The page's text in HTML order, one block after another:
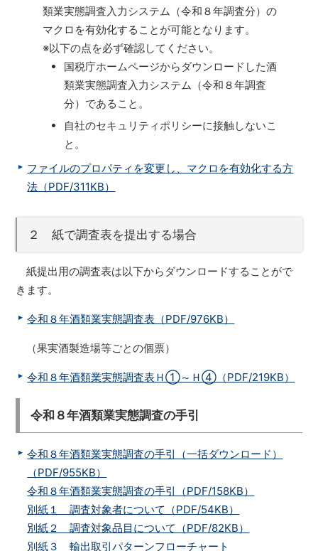
類業実態調査入力システム（令和８年調査分）の
マクロを有効化することが可能となります。
※以下の点を必ず確認してください。
国税庁ホームページからダウンロードした酒
類業実態調査入力システム（令和８年調査
分）であること。
自社のセキュリティポリシーに接触しないこ
と。
ファイルのプロパティを変更し、マクロを有効化する方
法（PDF/311KB）
２ 紙で調査表を提出する場合
紙提出用の調査表は以下からダウンロードすることがで
きます。
令和８年酒類業実態調査表（PDF/976KB）
（果実酒製造場等ごとの個票）
令和８年酒類業実態調査表Ｈ①～Ｈ④（PDF/219KB）
令和８年酒類業実態調査の手引
令和８年酒類業実態調査の手引（一括ダウンロード）
（PDF/955KB）
令和８年酒類業実態調査の手引（PDF/158KB）
別紙１ 調査対象者について（PDF/54KB）
別紙２ 調査対象品目について（PDF/82KB）
別紙３ 輸出取引パターンフローチャート